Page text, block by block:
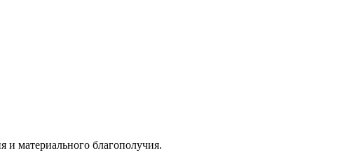
и материального благополучия.